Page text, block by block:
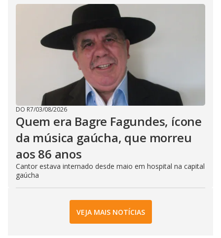
DO R7/03/08/2026
Quem era Bagre Fagundes, ícone
da música gaúcha, que morreu
aos 86 anos
Cantor estava internado desde maio em hospital na capital
gaúcha
VEJA MAIS NOTÍCIAS